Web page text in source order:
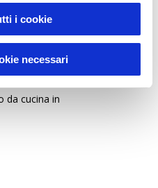
i cookie
necessari
da cucina in